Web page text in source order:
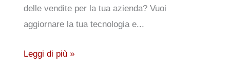
delle vendite per la tua azienda? Vuoi
aggiornare la tua tecnologia e...
Leggi di più »